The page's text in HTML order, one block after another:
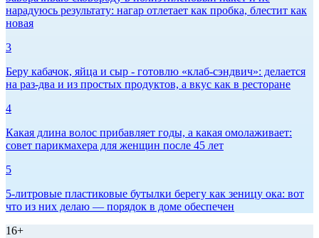
нарадуюсь результату: нагар отлетает как пробка, блестит как
новая
3
Беру кабачок, яйца и сыр - готовлю «клаб-сэндвич»: делается
на раз-два и из простых продуктов, а вкус как в ресторане
4
Какая длина волос прибавляет годы, а какая омолаживает:
совет парикмахера для женщин после 45 лет
5
5-литровые пластиковые бутылки берегу как зеницу ока: вот
что из них делаю — порядок в доме обеспечен
16+